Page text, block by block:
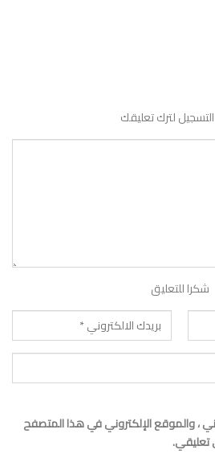
لترك تعليقك
شكرا للتعليق
، والموقع الإلكتروني في هذا المتصفح
تعليقي.